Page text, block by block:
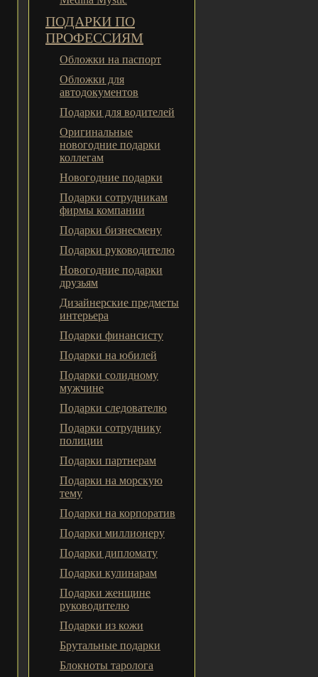
ПОДАРКИ ПО
ПРОФЕССИЯМ
Обложки на паспорт
Обложки для
автодокументов
Подарки для водителей
Оригинальные
новогодние подарки
коллегам
Новогодние подарки
Подарки сотрудникам
фирмы компании
Подарки бизнесмену
Подарки руководителю
Новогодние подарки
друзьям
Дизайнерские предметы
интерьера
Подарки финансисту
Подарки на юбилей
Подарки солидному
мужчине
Подарки следователю
Подарки сотруднику
полиции
Подарки партнерам
Подарки на морскую
тему
Подарки на корпоратив
Подарки миллионеру
Подарки дипломату
Подарки кулинарам
Подарки женщине
руководителю
Подарки из кожи
Брутальные подарки
Блокноты таролога